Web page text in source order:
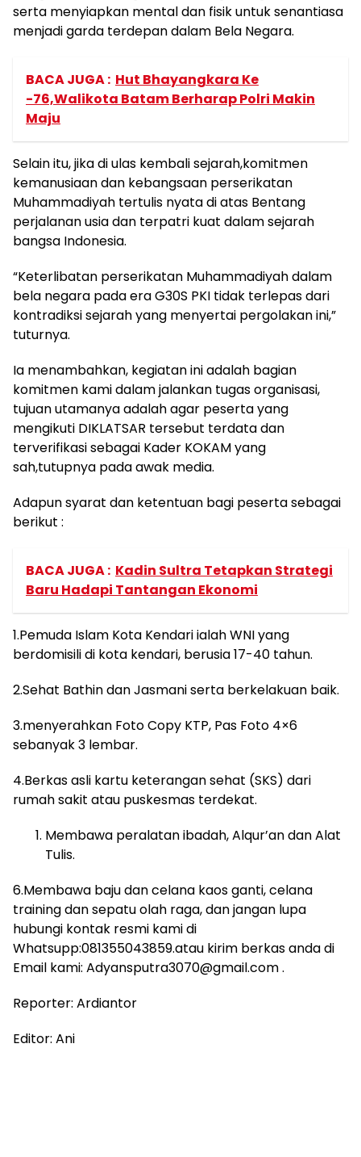
serta menyiapkan mental dan fisik untuk senantiasa
menjadi garda terdepan dalam Bela Negara.
BACA JUGA : Hut Bhayangkara Ke
-76,Walikota Batam Berharap Polri Makin
Maju
Selain itu, jika di ulas kembali sejarah,komitmen
kemanusiaan dan kebangsaan perserikatan
Muhammadiyah tertulis nyata di atas Bentang
perjalanan usia dan terpatri kuat dalam sejarah
bangsa Indonesia.
“Keterlibatan perserikatan Muhammadiyah dalam
bela negara pada era G30S PKI tidak terlepas dari
kontradiksi sejarah yang menyertai pergolakan ini,”
tuturnya.
Ia menambahkan, kegiatan ini adalah bagian
komitmen kami dalam jalankan tugas organisasi,
tujuan utamanya adalah agar peserta yang
mengikuti DIKLATSAR tersebut terdata dan
terverifikasi sebagai Kader KOKAM yang
sah,tutupnya pada awak media.
Adapun syarat dan ketentuan bagi peserta sebagai
berikut :
BACA JUGA : Kadin Sultra Tetapkan Strategi
Baru Hadapi Tantangan Ekonomi
1.Pemuda Islam Kota Kendari ialah WNI yang
berdomisili di kota kendari, berusia 17-40 tahun.
2.Sehat Bathin dan Jasmani serta berkelakuan baik.
3.menyerahkan Foto Copy KTP, Pas Foto 4×6
sebanyak 3 lembar.
4.Berkas asli kartu keterangan sehat (SKS) dari
rumah sakit atau puskesmas terdekat.
Membawa peralatan ibadah, Alqur’an dan Alat
Tulis.
6.Membawa baju dan celana kaos ganti, celana
training dan sepatu olah raga, dan jangan lupa
hubungi kontak resmi kami di
Whatsupp:081355043859.atau kirim berkas anda di
Email kami: Adyansputra3070@gmail.com .
Reporter: Ardiantor
Editor: Ani